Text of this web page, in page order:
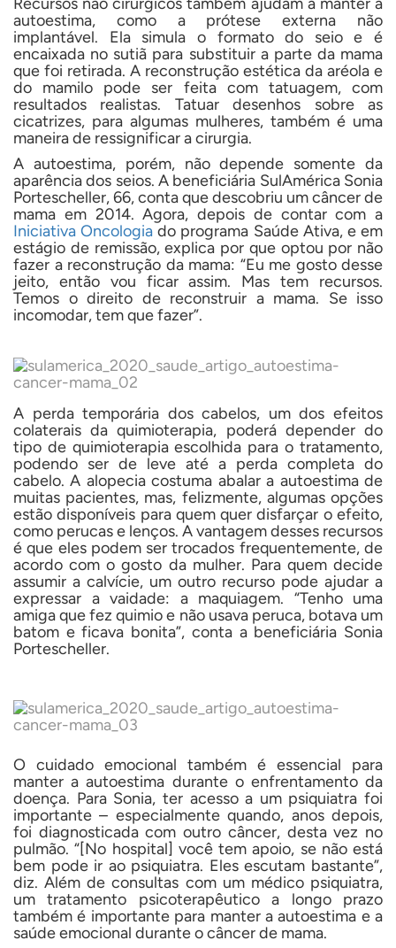
autoestima, como a prótese externa não
implantável. Ela simula o formato do seio e é
encaixada no sutiã para substituir a parte da mama
que foi retirada. A reconstrução estética da aréola e
do mamilo pode ser feita com tatuagem, com
resultados realistas. Tatuar desenhos sobre as
cicatrizes, para algumas mulheres, também é uma
maneira de ressignificar a cirurgia.
A autoestima, porém, não depende somente da
aparência dos seios. A beneficiária SulAmérica Sonia
Portescheller, 66, conta que descobriu um câncer de
mama em 2014. Agora, depois de contar com a
Iniciativa Oncologia do programa Saúde Ativa, e em
estágio de remissão, explica por que optou por não
fazer a reconstrução da mama: “Eu me gosto desse
jeito, então vou ficar assim. Mas tem recursos.
Temos o direito de reconstruir a mama. Se isso
incomodar, tem que fazer”.
A perda temporária dos cabelos, um dos efeitos
colaterais da quimioterapia, poderá depender do
tipo de quimioterapia escolhida para o tratamento,
podendo ser de leve até a perda completa do
cabelo. A alopecia costuma abalar a autoestima de
muitas pacientes, mas, felizmente, algumas opções
estão disponíveis para quem quer disfarçar o efeito,
como perucas e lenços. A vantagem desses recursos
é que eles podem ser trocados frequentemente, de
acordo com o gosto da mulher. Para quem decide
assumir a calvície, um outro recurso pode ajudar a
expressar a vaidade: a maquiagem. “Tenho uma
amiga que fez quimio e não usava peruca, botava um
batom e ficava bonita”, conta a beneficiária Sonia
Portescheller.
O cuidado emocional também é essencial para
manter a autoestima durante o enfrentamento da
doença. Para Sonia, ter acesso a um psiquiatra foi
importante – especialmente quando, anos depois,
foi diagnosticada com outro câncer, desta vez no
pulmão. “[No hospital] você tem apoio, se não está
bem pode ir ao psiquiatra. Eles escutam bastante”,
diz. Além de consultas com um médico psiquiatra,
um tratamento psicoterapêutico a longo prazo
também é importante para manter a autoestima e a
saúde emocional durante o câncer de mama.